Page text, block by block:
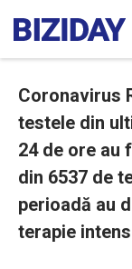
Coronavirus
testele din
24 de ore au
din 6537 de
perioadă au
terapie